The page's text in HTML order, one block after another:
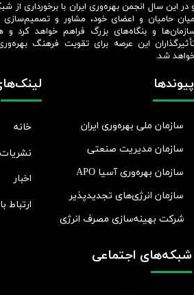
خانه
نشریات
اخبار
ارتباط
پیوندها
سازمان ملی بهره‌وری ایران
سازمان مدیریت صنعتی
سازمان بهره‌وری آسیا APO
سازمان انرژی‌های تجدیدپذیر
شرکت بهينه‌سازی مصرف انرژی
شبکه‌های اجتماعی
در این سال انجمن بهره‌وری ایران با برخورداری از
حامیان و اعضای خود، مشاور و تصمیم‌سازی
و بنگاه‌های بزرگ فراهم خواهد کرد
این عرصه برای تقویت فرهنگ
شد.​​​​​​​